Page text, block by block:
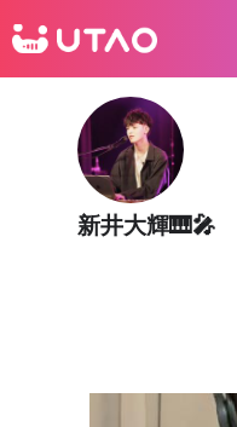
新井大輝🎹🎤